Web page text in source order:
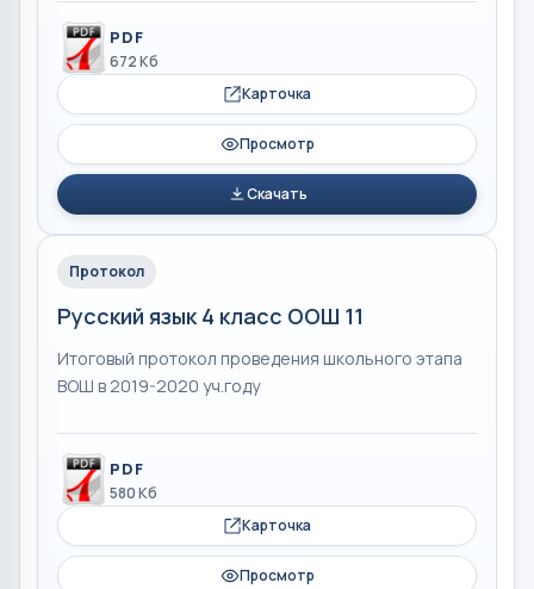
PDF
672 Кб
Карточка
Просмотр
Скачать
Протокол
Русский язык 4 класс ООШ 11
Итоговый протокол проведения школьного этапа
ВОШ в 2019-2020 уч.году
PDF
580 Кб
Карточка
Просмотр